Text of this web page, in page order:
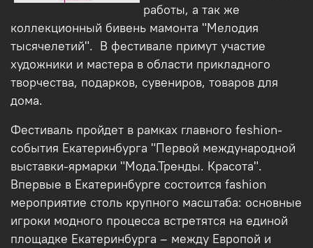
работы, а так же
коллекционный бивень мамонта "Мелодия
тысячелетий". В фестивале примут участие
художники и мастера в области прикладного
творчества, подарков, сувениров, товаров для
дома.
Фестиваль пройдет в рамках главного feshion-
события Екатеринбурга "Первой международной
выставки-ярмарки "Мода.Тренды. Красота".
Впервые в Екатеринбурге состоится fashion
мероприятие столь крупного масштаба: основные
игроки модного процесса встретятся на единой
площадке Екатеринбурга – между Европой и